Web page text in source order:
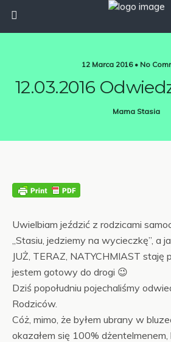
12 Marca 2016 • No
12.03.2016
Mama Stasia
Uwielbiam jeździć z rodzicami
„Stasiu, jedziemy na wycieczkę”, a
JUŻ, TERAZ, NATYCHMIAST staję
jestem gotowy do drogi 😉
Dziś popołudniu pojechaliśmy
Rodziców.
Cóż, mimo, że byłem ubrany w
okazałem się 100% dżentelmenem,